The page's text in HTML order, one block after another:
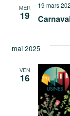
MER
19
19 mars
mai 2025
VEN
16